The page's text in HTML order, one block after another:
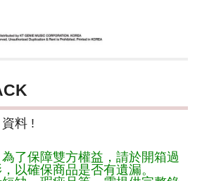
料 !
了保障雙方權益，請於開箱過
以確保商品是否有遺漏。